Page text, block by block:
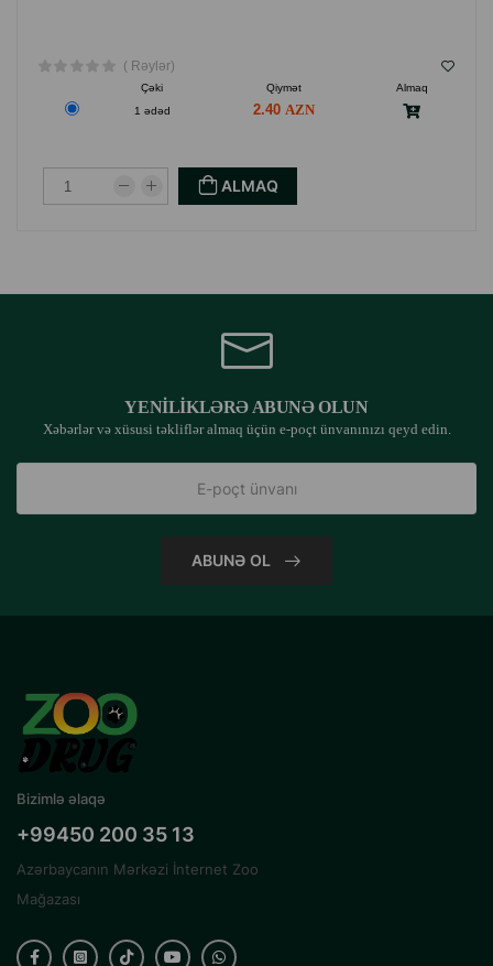
( Rəylər)
Çəki Qiymət
Almaq
1 ədəd
2.40
ALMAQ
YENILIKLƏRƏ ABUNƏ OLUN
Xəbərlər və xüsusi təkliflər almaq üçün e-poçt ünvanınızı qeyd edin.
ABUNƏ OL
Bizimlə əlaqə
+99450 200 35 13
Azərbaycanın Mərkəzi İnternet Zoo
Mağazası